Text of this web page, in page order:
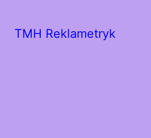
TMH Reklametryk